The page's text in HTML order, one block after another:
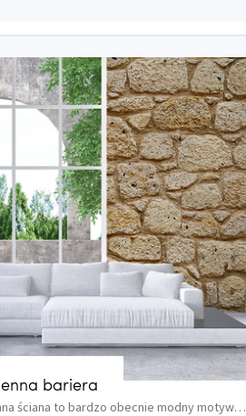
bariera
Kamienna ściana to bardzo obecnie modny motyw z...